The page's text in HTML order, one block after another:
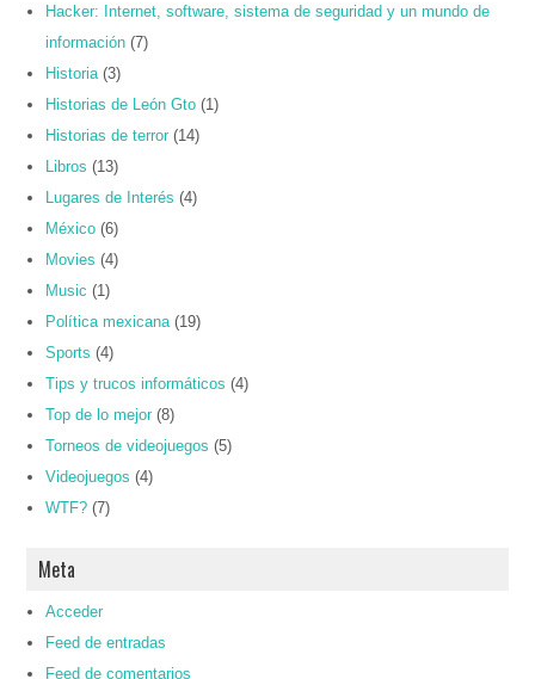
Hacker: Internet, software, sistema de seguridad y un mundo de
información (7)
Historia (3)
Historias de León Gto (1)
Historias de terror (14)
Libros (13)
Lugares de Interés (4)
México (6)
Movies (4)
Music (1)
Política mexicana (19)
Sports (4)
Tips y trucos informáticos (4)
Top de lo mejor (8)
Torneos de videojuegos (5)
Videojuegos (4)
WTF? (7)
Meta
Acceder
Feed de entradas
Feed de comentarios